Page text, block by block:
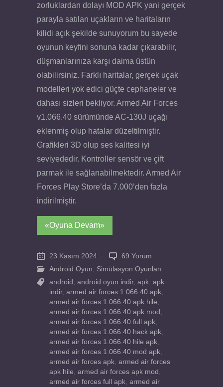
zorluklardan dolayı MOD APK yani gerçek
parayla satılan uçakların ve haritaların
kilidi açık şekilde sunuyorum bu sayede
oyunun keyfini sonuna kadar çıkarabilir,
düşmanlarınıza karşı daima üstün
olabilirsiniz. Farklı haritalar, gerçek uçak
modelleri yok edici güçte cephaneler ve
dahası sizleri bekliyor. Armed Air Forces
v1.066.40 sürümünde AC-130J uçağı
eklenmiş olup hatalar düzeltilmiştir.
Grafikleri 3D olup ses kalitesi iyi
seviyededir. Kontroller sensör ve çift
parmak ile sağlanabilmektedir. Armed Air
Forces Play Store’da 7.000’den fazla
indirilmiştir.
«Oyuna Devam»
23 Kasım 2024
69 Yorum
Android Oyun
Simülasyon Oyunları
android
android oyun indir, apk apk
indir, armed air forces 1.066.40 apk
armed air forces 1.066.40 apk hile
armed air forces 1.066.40 apk mod
armed air forces 1.066.40 full apk
armed air forces 1.066.40 hack apk
armed air forces 1.066.40 hile apk
armed air forces 1.066.40 mod apk
armed air forces apk armed air forces
apk hile armed air forces apk mod
armed air forces full apk armed air